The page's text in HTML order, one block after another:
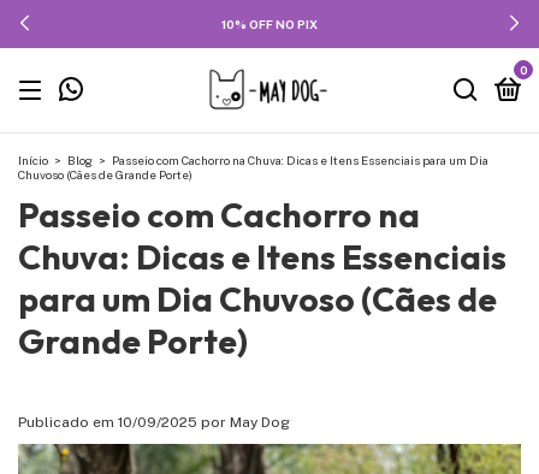
10% OFF NO PIX
0
Início > Blog > Passeio com Cachorro na Chuva: Dicas e Itens Essenciais para um Dia
Chuvoso (Cães de Grande Porte)
Passeio com Cachorro na
Chuva: Dicas e Itens Essenciais
para um Dia Chuvoso (Cães de
Grande Porte)
Publicado em 10/09/2025 por May Dog